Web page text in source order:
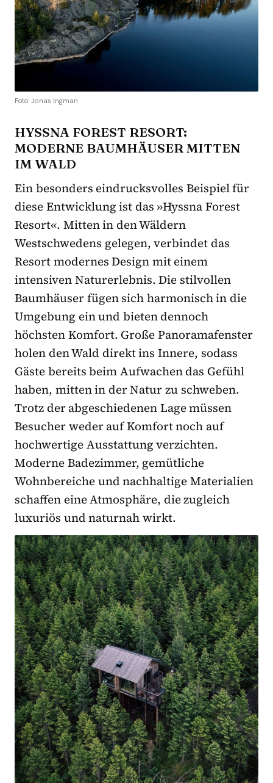
Foto: Jonas Ingman
HYSSNA FOREST RESORT:
MODERNE BAUMHÄUSER MITTEN
IM WALD
Ein besonders eindrucksvolles Beispiel für
diese Entwicklung ist das »Hyssna Forest
Resort«. Mitten in den Wäldern
Westschwedens gelegen, verbindet das
Resort modernes Design mit einem
intensiven Naturerlebnis. Die stilvollen
Baumhäuser fügen sich harmonisch in die
Umgebung ein und bieten dennoch
höchsten Komfort. Große Panoramafenster
holen den Wald direkt ins Innere, sodass
Gäste bereits beim Aufwachen das Gefühl
haben, mitten in der Natur zu schweben.
Trotz der abgeschiedenen Lage müssen
Besucher weder auf Komfort noch auf
hochwertige Ausstattung verzichten.
Moderne Badezimmer, gemütliche
Wohnbereiche und nachhaltige Materialien
schaffen eine Atmosphäre, die zugleich
luxuriös und naturnah wirkt.